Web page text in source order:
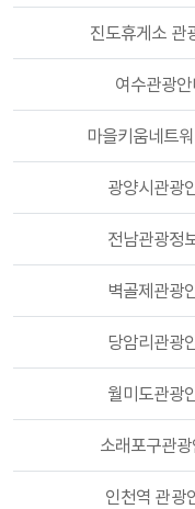
진도휴게소 관
여수관광
마을키움네트
광양시관광
전남관광정
벽골제관광
당암리관광
월미도관광
소래포구관
인천역 관광